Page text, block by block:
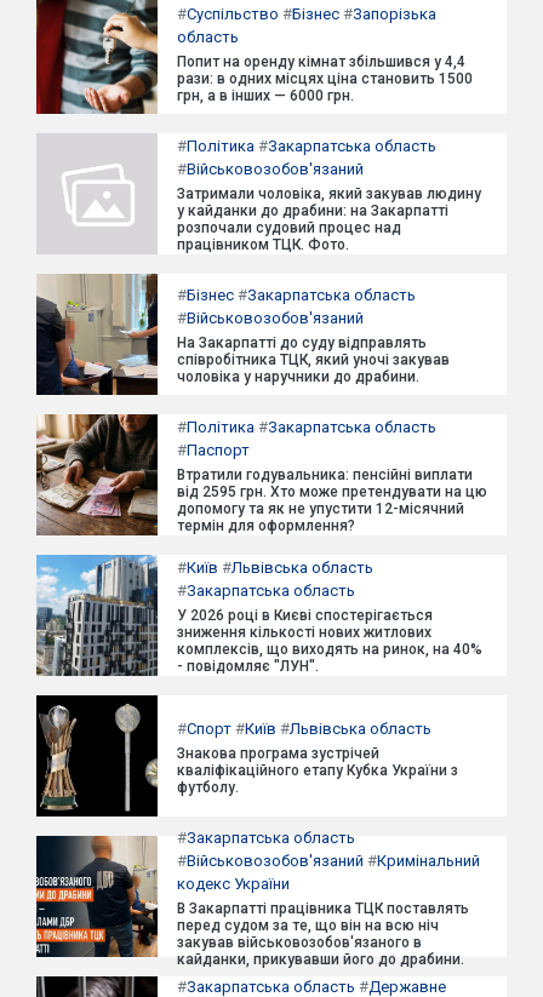
#Суспільство #Бізнес #Запорізька
область
Попит на оренду кімнат збільшився у 4,4
рази: в одних місцях ціна становить 1500
грн, а в інших — 6000 грн.
#Політика #Закарпатська область
#Військовозобов'язаний
Затримали чоловіка, який закував людину
у кайданки до драбини: на Закарпатті
розпочали судовий процес над
працівником ТЦК. Фото.
#Бізнес #Закарпатська область
#Військовозобов'язаний
На Закарпатті до суду відправлять
співробітника ТЦК, який уночі закував
чоловіка у наручники до драбини.
#Політика #Закарпатська область
#Паспорт
Втратили годувальника: пенсійні виплати
від 2595 грн. Хто може претендувати на цю
допомогу та як не упустити 12-місячний
термін для оформлення?
#Київ #Львівська область
#Закарпатська область
У 2026 році в Києві спостерігається
зниження кількості нових житлових
комплексів, що виходять на ринок, на 40%
- повідомляє "ЛУН".
#Спорт #Київ #Львівська область
Знакова програма зустрічей
кваліфікаційного етапу Кубка України з
футболу.
#Закарпатська область
#Військовозобов'язаний #Кримінальний
кодекс України
В Закарпатті працівника ТЦК поставлять
перед судом за те, що він на всю ніч
закував військовозобов'язаного в
кайданки, прикувавши його до драбини.
#Закарпатська область #Державне